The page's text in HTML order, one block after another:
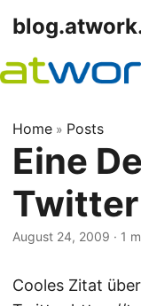
Home » Posts
Eine
Twitter
August 24, 2009 · 1
Cooles Zitat